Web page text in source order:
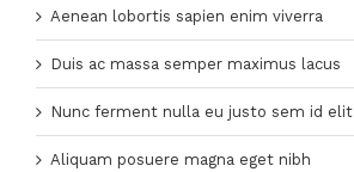
Aenean lobortis sapien enim viverra
Duis ac massa semper maximus lacus
Nunc ferment nulla eu justo sem id elit
Aliquam posuere magna eget nibh